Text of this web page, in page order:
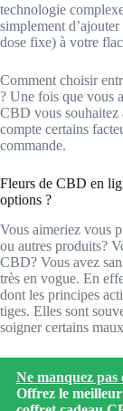
technologie
simplement
dose fixe) à votre
Comment choisir
? Une fois que vous
CBD vous souhaitez
compte certains
commande.
Fleurs de CBD en
options ?
Vous aimeriez vous
ou autres produits?
CBD? Vous avez
très en vogue. En
dont les principes
tiges. Elles sont
soigner certains
Ne manquez
Offrez le meilleur